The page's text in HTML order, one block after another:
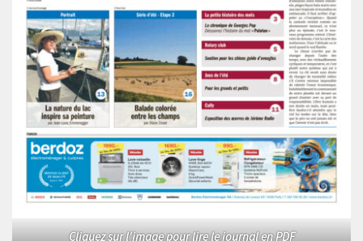
Cliquez sur l'image pour lire le journal en PDF